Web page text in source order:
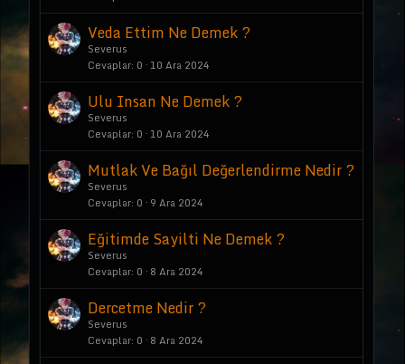
Veda Ettim Ne Demek ?
Severus
Cevaplar 0 10 Ara 2024
Ulu Insan Ne Demek ?
Severus
Cevaplar 0 10 Ara 2024
Mutlak Ve Bağıl Değerlendirme Nedir ?
Severus
Cevaplar 0 9 Ara 2024
Eğitimde Sayilti Ne Demek ?
Severus
Cevaplar 0 8 Ara 2024
Dercetme Nedir ?
Severus
Cevaplar 0 8 Ara 2024